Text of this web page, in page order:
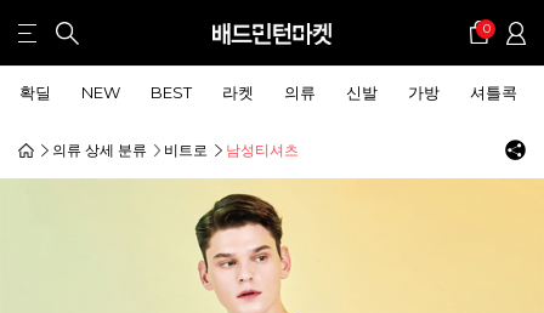
0
확딜 NEW BEST 라켓 의류 신발 가방 셔틀콕
의류 상세 분류 비트로 남성티셔츠